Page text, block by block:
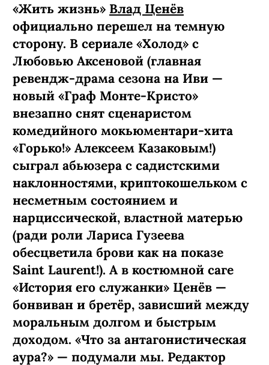
«Жить жизнь» Влад Ценёв
официально перешел на темную
сторону. В сериале «Холод» с
Любовью Аксеновой (главная
ревендж-­драма сезона на Иви —
новый «Граф Монте-­Кристо»
внезапно снят сценаристом
комедийного мокьюментари-хита
«Горько!» Алексеем Казаковым!)
сыграл абьюзера с садистскими
наклонностями, криптокошельком с
несметным состоянием и
нарциссической, властной матерью
(ради роли Лариса Гузеева
обесцветила брови как на показе
Saint Laurent!). А в костюмной саге
«История его служанки» Ценёв —
бонвиван и бретёр, зависший между
моральным долгом и быстрым
доходом. «Что за антагонистическая
аура?» — подумали мы. Редактор